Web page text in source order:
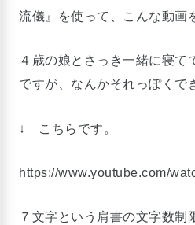
流儀』を使って、こんな動画
４歳の娘とさっき一緒に寝て
ですが、なんかそれっぽくで
↓ こちらです。
https://www.youtube.com/
７文字という肩書の文字数制